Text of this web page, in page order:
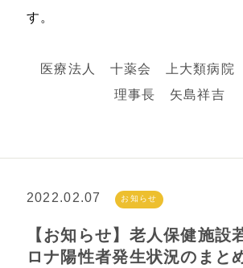
す。
医療法人 十薬会 上大類病院
理事長 矢島祥吉
2022.02.07 お知らせ
【お知らせ】老人保健施設
ロナ陽性者発生状況のまと